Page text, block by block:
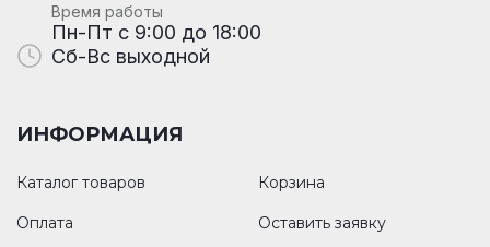
Время работы
Пн-Пт с 9:00 до 18:00
Сб-Вс выходной
ИНФОРМАЦИЯ
Каталог товаров
Оплата
Корзина
Оставить заявку